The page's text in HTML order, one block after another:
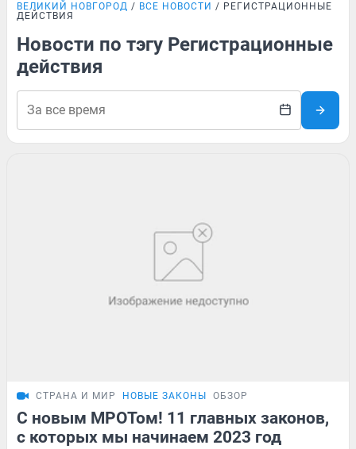
ВЕЛИКИЙ НОВГОРОД ВСЕ НОВОСТИ
РЕГИСТРАЦИОННЫЕ
ДЕЙСТВИЯ
Новости по тэгу Регистрационные
действия
СТРАНА И МИР НОВЫЕ ЗАКОНЫ ОБЗОР
С новым МРОТом! 11 главных законов,
с которых мы начинаем 2023 год